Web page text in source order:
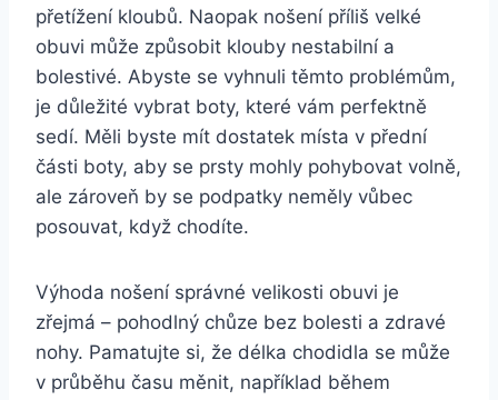
přetížení kloubů. Naopak nošení příliš velké
obuvi může způsobit klouby nestabilní a
bolestivé. Abyste se vyhnuli těmto problémům,
je důležité vybrat boty, které vám perfektně
sedí. Měli byste mít dostatek místa v přední
části boty, aby se prsty mohly pohybovat volně,
ale zároveň by se podpatky neměly vůbec
posouvat, když chodíte.
Výhoda nošení správné velikosti obuvi je
zřejmá – pohodlný chůze bez bolesti a zdravé
nohy. Pamatujte si, že délka chodidla se může
v průběhu času měnit, například během